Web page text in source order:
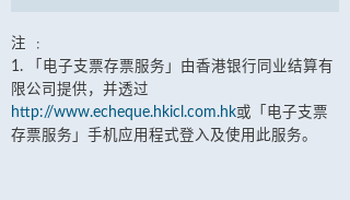
注 ﹕
1. 「电子支票存票服务」由香港银行同业结算有
限公司提供，并透过
http://www.echeque.hkicl.com.hk或「电子支票
存票服务」手机应用程式登入及使用此服务。